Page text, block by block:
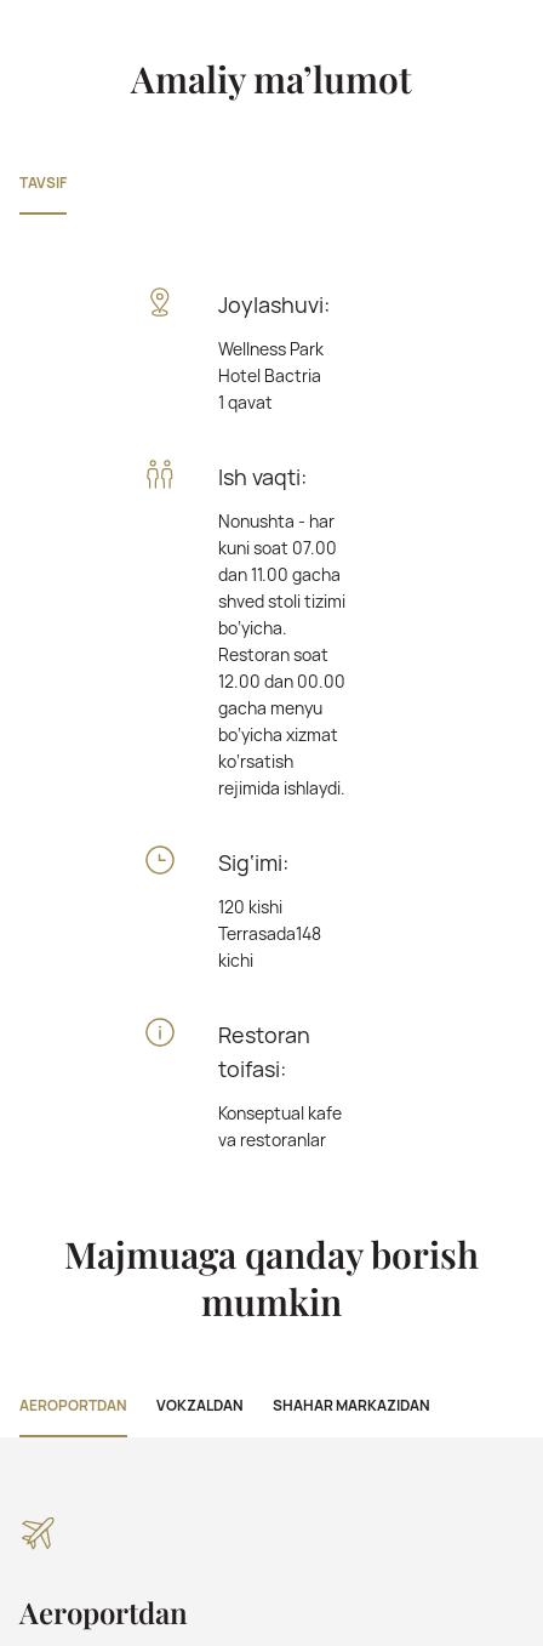
Amaliy ma’lumot
TAVSIF
Joylashuvi:
Wellness Park
Hotel Bactria
1 qavat
Ish vaqti:
Nonushta - har
kuni soat 07.00
dan 11.00 gacha
shved stoli tizimi
bo‘yicha.
Restoran soat
12.00 dan 00.00
gacha menyu
bo‘yicha xizmat
ko‘rsatish
rejimida ishlaydi.
Sig‘imi:
120 kishi
Terrasada148
kichi
Restoran
toifasi:
Konseptual kafe
va restoranlar
Majmuaga qanday borish
mumkin
AEROPORTDAN VOKZALDAN SHAHAR MARKAZIDAN
Aeroportdan